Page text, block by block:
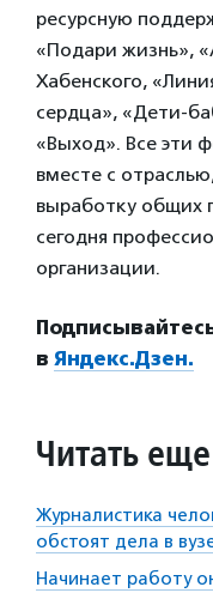
ресурсную
«Подари жизнь»,
Хабенского,
сердца», «Дети-
«Выход». Все эти
вместе с
выработку общих
сегодня
организации.
в Яндекс.Дзен.
Читать еще
Журналистика
обстоят дела в
Начинает работу